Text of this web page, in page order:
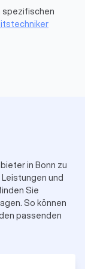
Sie zu jedem
,Fotos
Anbieter aus
häufigsten
Kurze
bei
Vor-Ort-
spezifischen
in Bonn zu
und
Sie
So können
passenden